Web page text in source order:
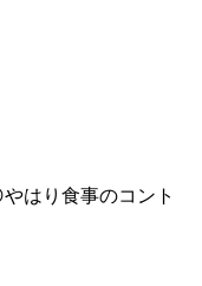
はり食事のコント